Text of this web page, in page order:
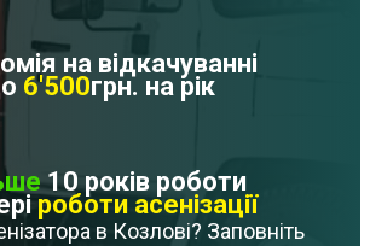
на відкачуванні
6'500грн. на рік
10 років роботи
роботи асенізації
в Козлові? Заповніть